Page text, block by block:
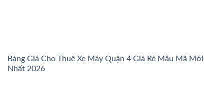
Bảng Giá Cho Thuê Xe Máy Quận 4 Giá Rẻ Mẫu Mã Mới
Nhất 2026